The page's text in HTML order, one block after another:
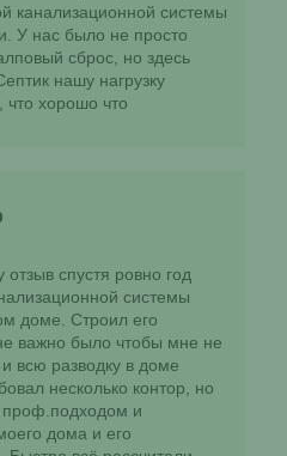
канализационной системы
У нас было не просто
сброс, но здесь
нашу нагрузку
хорошо что
спустя ровно год
системы
доме. Строил его
важно было чтобы мне не
всю разводку в доме
несколько контор, но
проф.подходом и
дома и его